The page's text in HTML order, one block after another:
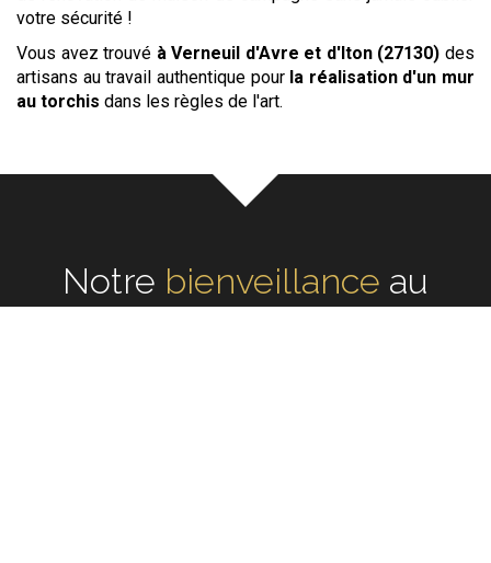
votre sécurité !
Vous avez trouvé à Verneuil d'Avre et d'Iton (27130) des
artisans au travail authentique pour la réalisation d'un mur
au torchis dans les règles de l'art.
Notreécouteau cœur de
chaque réalisation